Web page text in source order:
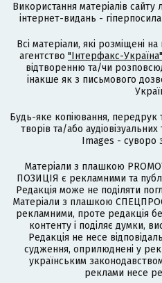
Використання матеріалів
інтернет-видань -
Всі матеріали, які розміщені
агентство "Інтерфакс-Україна"
відтворенню та/чи
інакше як з письмового
Будь-яке копіювання, передрук
творів та/або
Images - суворо
Матеріали з плашкою
ПОЗИЦІЯ є рекламними та
Редакція може не поділяти
Матеріали з плашкою
рекламними, проте редакція
контенту і поділяє думки,
Редакція не несе
судження, оприлюднені у
українським
реклами несе